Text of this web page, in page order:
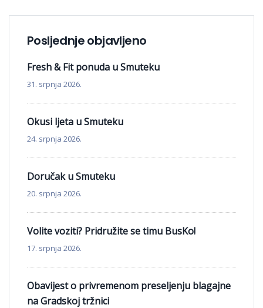
Posljednje objavljeno
Fresh & Fit ponuda u Smuteku
31. srpnja 2026.
Okusi ljeta u Smuteku
24. srpnja 2026.
Doručak u Smuteku
20. srpnja 2026.
Volite voziti? Pridružite se timu BusKo!
17. srpnja 2026.
Obavijest o privremenom preseljenju blagajne
na Gradskoj tržnici